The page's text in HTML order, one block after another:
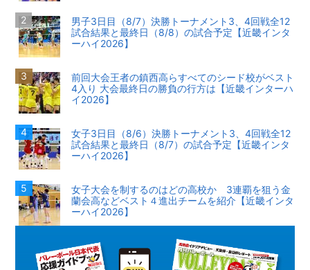
男子3日目（8/7）決勝トーナメント3、4回戦全12
試合結果と最終日（8/8）の試合予定【近畿インタ
ーハイ2026】
前回大会王者の鎮西高らすべてのシード校がベスト
4入り 大会最終日の勝負の行方は【近畿インターハ
イ2026】
女子3日目（8/6）決勝トーナメント3、4回戦全12
試合結果と最終日（8/7）の試合予定【近畿インタ
ーハイ2026】
女子大会を制するのはどの高校か 3連覇を狙う金
蘭会高などベスト４進出チームを紹介【近畿インタ
ーハイ2026】